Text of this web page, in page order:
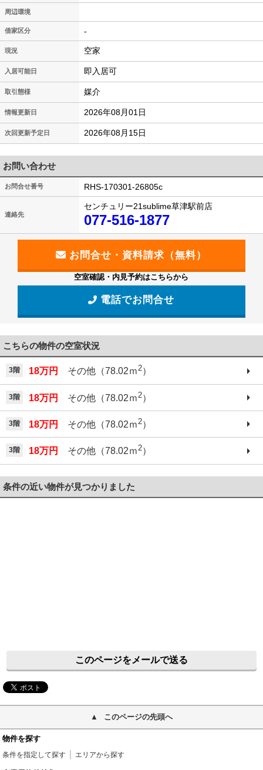
周辺環境
借家区分 -
現況 空家
入居可能日 即入居可
取引態様 媒介
情報更新日 2026年08月01日
次回更新予定日 2026年08月15日
お問い合わせ
お問合せ番号 RHS-170301-26805c
連絡先
センチュリー21sublime草津駅前店
077-516-1877
空室確認・内見予約はこちらから
電話でお問合せ
こちらの物件の空室状況
3階 18万円 その他（78.02ｍ2）
3階 18万円 その他（78.02ｍ 2）
3階 18万円 その他（78.02ｍ 2）
3階 18万円 その他（78.02ｍ2）
条件の近い物件が見つかりました
このページをメールで送る
このページの先頭へ
物件を探す
条件を指定して探す エリアから探す